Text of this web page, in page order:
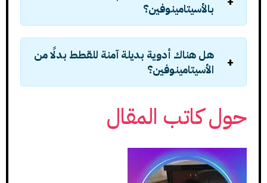
بالأسيتامينوفين؟
هل هناك أدوية بديلة آمنة للقطط بدلًا من
الأسيتامينوفين؟
حول كاتب المقال